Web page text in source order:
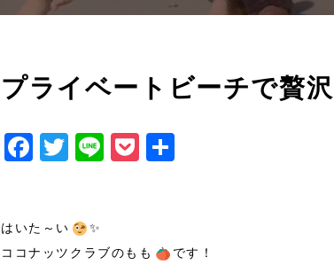
プライベートビーチで贅
Facebook
Twitter
LinePocket
はいた～い
✨
ココナッツクラブのもも
です！